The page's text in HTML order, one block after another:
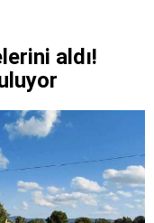
aldı!